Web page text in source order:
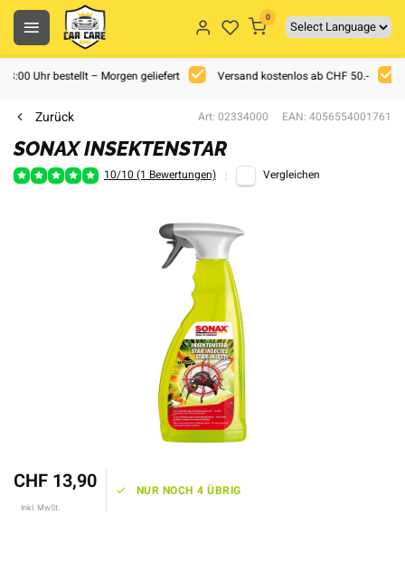
0
Uhr bestellt – Morgen geliefert Versand kostenlos ab CHF 50.-
Zurück Art: 02334000 EAN: 4056554001761
SONAX INSEKTENSTAR
10/10 (1 Bewertungen) Vergleichen
CHF 13,90
Inkl. MwSt.
NUR NOCH 4 ÜBRIG